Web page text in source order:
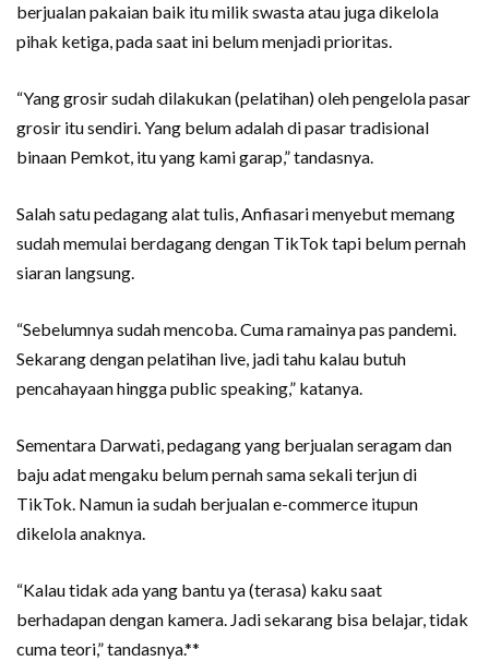
berjualan pakaian baik itu milik swasta atau juga dikelola
pihak ketiga, pada saat ini belum menjadi prioritas.
“Yang grosir sudah dilakukan (pelatihan) oleh pengelola pasar
grosir itu sendiri. Yang belum adalah di pasar tradisional
binaan Pemkot, itu yang kami garap,” tandasnya.
Salah satu pedagang alat tulis, Anfiasari menyebut memang
sudah memulai berdagang dengan TikTok tapi belum pernah
siaran langsung.
“Sebelumnya sudah mencoba. Cuma ramainya pas pandemi.
Sekarang dengan pelatihan live, jadi tahu kalau butuh
pencahayaan hingga public speaking,” katanya.
Sementara Darwati, pedagang yang berjualan seragam dan
baju adat mengaku belum pernah sama sekali terjun di
TikTok. Namun ia sudah berjualan e-commerce itupun
dikelola anaknya.
“Kalau tidak ada yang bantu ya (terasa) kaku saat
berhadapan dengan kamera. Jadi sekarang bisa belajar, tidak
cuma teori,” tandasnya.**